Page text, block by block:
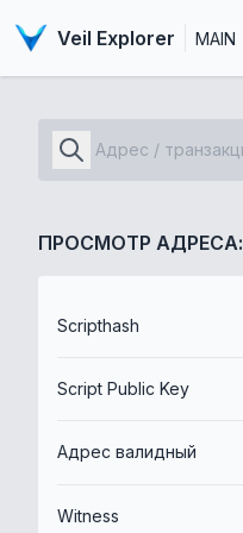
Veil Explorer MAIN
ПРОСМОТР АДРЕСА:
Scripthash
Script Public Key
Адрес валидный
Witness